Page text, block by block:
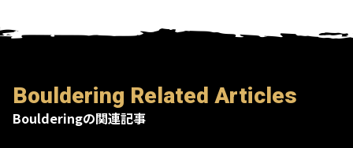
Bouldering Related Articles
Boulderingの関連記事